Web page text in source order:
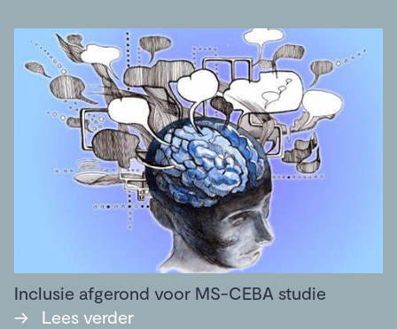
Inclusie afgerond voor MS-CEBA studie
→
Lees verder